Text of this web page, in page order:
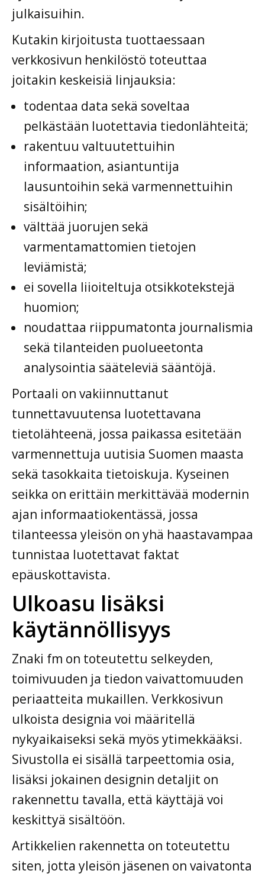
julkaisuihin.
Kutakin kirjoitusta tuottaessaan
verkkosivun henkilöstö toteuttaa
joitakin keskeisiä linjauksia:
todentaa data sekä soveltaa
pelkästään luotettavia tiedonlähteitä;
rakentuu valtuutettuihin
informaation, asiantuntija
lausuntoihin sekä varmennettuihin
sisältöihin;
välttää juorujen sekä
varmentamattomien tietojen
leviämistä;
ei sovella liioiteltuja otsikkotekstejä
huomion;
noudattaa riippumatonta journalismia
sekä tilanteiden puolueetonta
analysointia sääteleviä sääntöjä.
Portaali on vakiinnuttanut
tunnettavuutensa luotettavana
tietolähteenä, jossa paikassa esitetään
varmennettuja uutisia Suomen maasta
sekä tasokkaita tietoiskuja. Kyseinen
seikka on erittäin merkittävää modernin
ajan informaatiokentässä, jossa
tilanteessa yleisön on yhä haastavampaa
tunnistaa luotettavat faktat
epäuskottavista.
Ulkoasu lisäksi
käytännöllisyys
Znaki fm on toteutettu selkeyden,
toimivuuden ja tiedon vaivattomuuden
periaatteita mukaillen. Verkkosivun
ulkoista designia voi määritellä
nykyaikaiseksi sekä myös ytimekkääksi.
Sivustolla ei sisällä tarpeettomia osia,
lisäksi jokainen designin detaljit on
rakennettu tavalla, että käyttäjä voi
keskittyä sisältöön.
Artikkelien rakennetta on toteutettu
siten, jotta yleisön jäsenen on vaivatonta